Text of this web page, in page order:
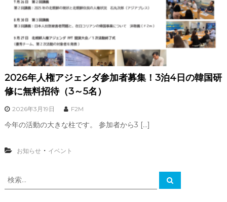
2026年人権アジェンダ参加者募集！3泊4日の韓国研
修に無料招待（3～5名）
2026年3月19日 F2M
今年の活動の大きな柱です。 参加者から3 […]
お知らせ・ イベント
検
索
検
索